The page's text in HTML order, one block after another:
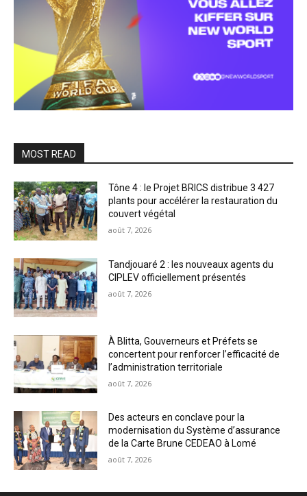
MOST READ
Tône 4 : le Projet BRICS distribue 3 427
plants pour accélérer la restauration du
couvert végétal
août 7, 2026
Tandjouaré 2 : les nouveaux agents du
CIPLEV officiellement présentés
août 7, 2026
À Blitta, Gouverneurs et Préfets se
concertent pour renforcer l’efficacité de
l’administration territoriale
août 7, 2026
Des acteurs en conclave pour la
modernisation du Système d’assurance
de la Carte Brune CEDEAO à Lomé
août 7, 2026